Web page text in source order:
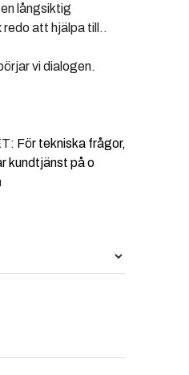
långsiktig
att hjälpa till..
vi dialogen.
För tekniska frågor,
kundtjänst på o